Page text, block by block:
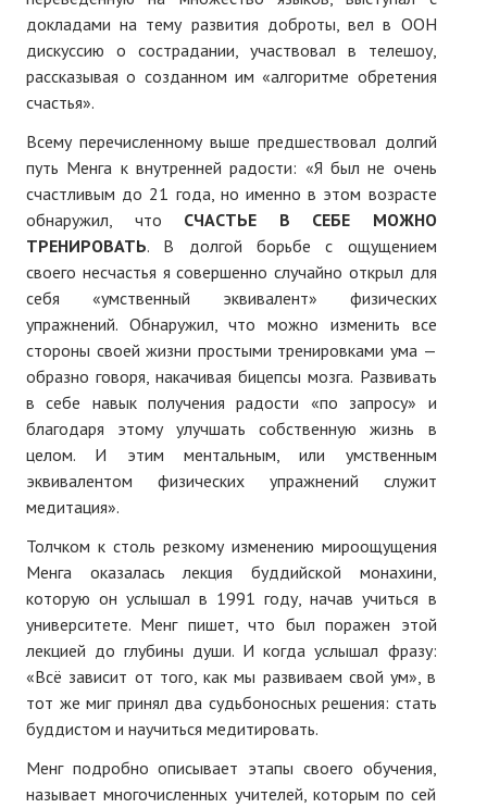
докладами на тему развития доброты, вел в ООН
дискуссию о сострадании, участвовал в телешоу,
рассказывая о созданном им «алгоритме обретения
счастья».
Всему перечисленному выше предшествовал долгий
путь Менга к внутренней радости: «Я был не очень
счастливым до 21 года, но именно в этом возрасте
обнаружил, что СЧАСТЬЕ В СЕБЕ МОЖНО
ТРЕНИРОВАТЬ. В долгой борьбе с ощущением
своего несчастья я совершенно случайно открыл для
себя «умственный эквивалент» физических
упражнений. Обнаружил, что можно изменить все
стороны своей жизни простыми тренировками ума —
образно говоря, накачивая бицепсы мозга. Развивать
в себе навык получения радости «по запросу» и
благодаря этому улучшать собственную жизнь в
целом. И этим ментальным, или умственным
эквивалентом физических упражнений служит
медитация».
Толчком к столь резкому изменению мироощущения
Менга оказалась лекция буддийской монахини,
которую он услышал в 1991 году, начав учиться в
университете. Менг пишет, что был поражен этой
лекцией до глубины души. И когда услышал фразу:
«Всё зависит от того, как мы развиваем свой ум», в
тот же миг принял два судьбоносных решения: стать
буддистом и научиться медитировать.
Менг подробно описывает этапы своего обучения,
называет многочисленных учителей, которым по сей